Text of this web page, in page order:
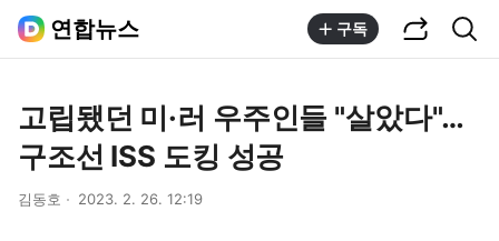
연합뉴스 구독
고립됐던 미·러 우주인들 "살았다"…
구조선 ISS 도킹 성공
김동호 2023. 2. 26. 12:19